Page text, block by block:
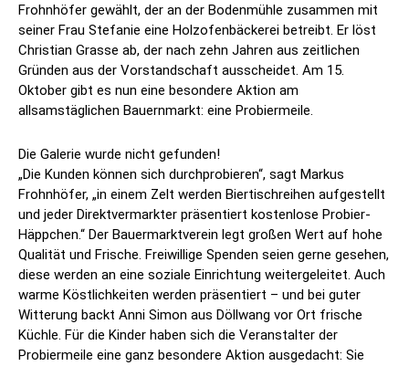
Frohnhöfer gewählt, der an der Bodenmühle zusammen mit
seiner Frau Stefanie eine Holzofenbäckerei betreibt. Er löst
Christian Grasse ab, der nach zehn Jahren aus zeitlichen
Gründen aus der Vorstandschaft ausscheidet. Am 15.
Oktober gibt es nun eine besondere Aktion am
allsamstäglichen Bauernmarkt: eine Probiermeile.
Die Galerie wurde nicht gefunden!
„Die Kunden können sich durchprobieren“, sagt Markus
Frohnhöfer, „in einem Zelt werden Biertischreihen aufgestellt
und jeder Direktvermarkter präsentiert kostenlose Probier-
Häppchen.“ Der Bauermarktverein legt großen Wert auf hohe
Qualität und Frische. Freiwillige Spenden seien gerne gesehen,
diese werden an eine soziale Einrichtung weitergeleitet. Auch
warme Köstlichkeiten werden präsentiert – und bei guter
Witterung backt Anni Simon aus Döllwang vor Ort frische
Küchle. Für die Kinder haben sich die Veranstalter der
Probiermeile eine ganz besondere Aktion ausgedacht: Sie